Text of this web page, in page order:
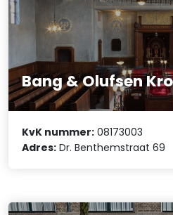
Bang & Olufsen
KvK nummer: 08173003
Adres: Dr. Benthemstraat 69